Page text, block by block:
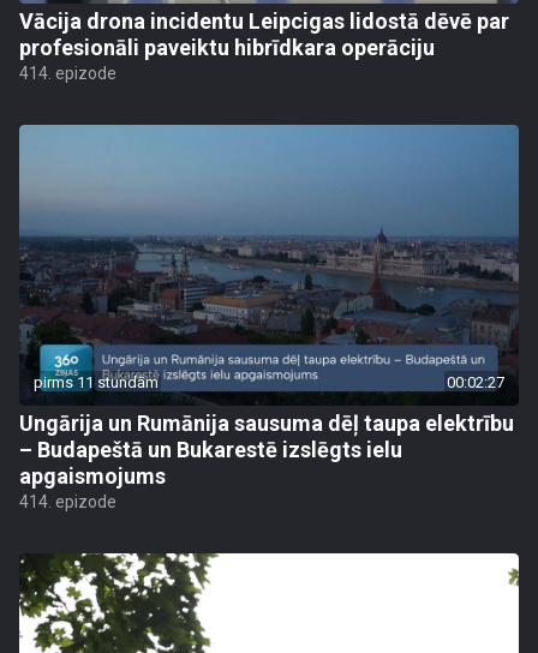
Vācija drona incidentu Leipcigas lidostā dēvē par
profesionāli paveiktu hibrīdkara operāciju
414. epizode
pirms 11 stundām 00:02:27
Ungārija un Rumānija sausuma dēļ taupa elektrību
– Budapeštā un Bukarestē izslēgts ielu
apgaismojums
414. epizode